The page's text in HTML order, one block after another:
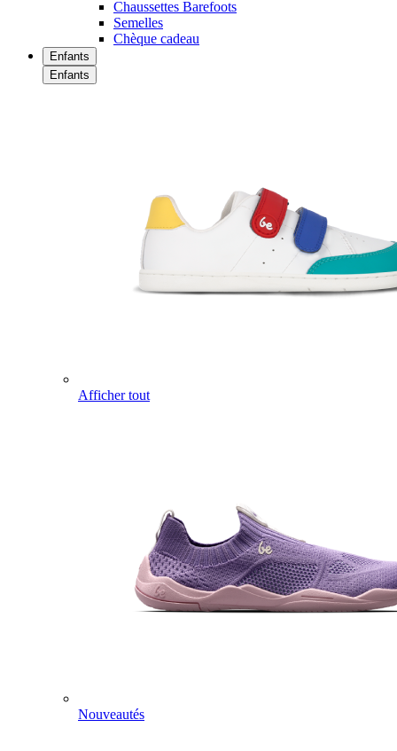
Chaussettes Barefoots
Semelles
Chèque cadeau
Enfants
Enfants
Afficher tout
Nouveautés